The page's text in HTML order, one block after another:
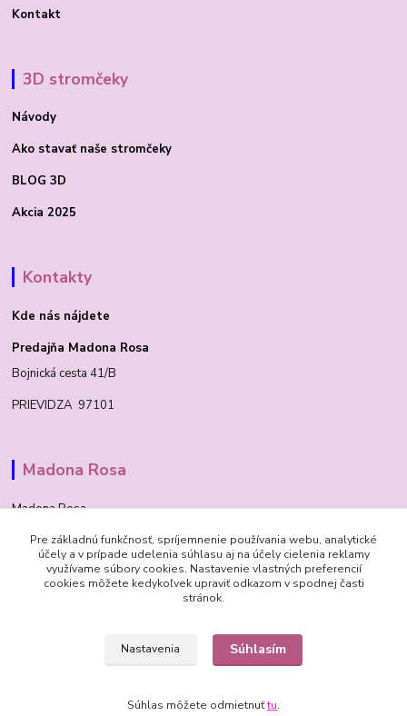
Kontakt
3D stromčeky
Návody
Ako stavať naše stromčeky
BLOG 3D
Akcia 2025
Kontakty
Kde nás nájdete
Predajňa Madona Rosa
Bojnická cesta 41/B
PRIEVIDZA 97101
Madona Rosa
Madona Rosa
Richard
+421 905 276 211
© 1992 Madona Rosa Company
Pre základnú funkčnosť, spríjemnenie používania webu, analytické
účely a v prípade udelenia súhlasu aj na účely cielenia reklamy
využívame súbory cookies. Nastavenie vlastných preferencií
cookies môžete kedykoľvek upraviť odkazom v spodnej časti
stránok.
Nastavenia Súhlasím
Súhlas môžete odmietnuťtu.